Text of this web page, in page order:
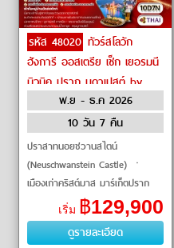
รหัส 48020 ทัวร์สโลวัก
ฮังการี ออสเตรีย เช็ก เยอรมนี
มิวนิค ปราก บูดาเปสต์ by
THAI Airways
พ.ย - ธ.ค 2026
10 วัน 7 คืน
ปราสาทนอยชวานสไตน์
(Neuschwanstein Castle) ㆍ
เมืองเก่าคริสต์มาส มาร์เก็ตปราก
(Prague Christmas Market) ㆍ
คริสต์มาส มาร์เก็ตบราติสลาวา
(Bratislava
เริ่ม ฿129,900
ดูรายละเอียด